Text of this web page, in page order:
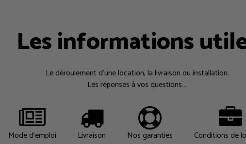
Les informations
Le déroulement d’une location, la livraison ou installation.
Les réponses à vos questions….
Mode d'emploi Livraison Nos garanties Conditions de